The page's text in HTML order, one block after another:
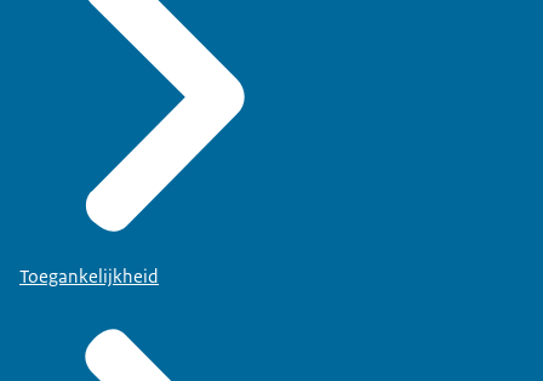
Toegankelijkheid